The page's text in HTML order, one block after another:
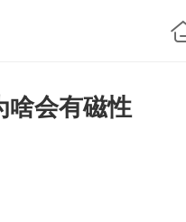
啥会有磁性